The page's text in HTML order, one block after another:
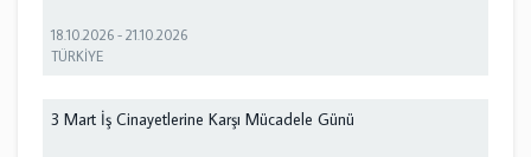
18.10.2026 -21.10.2026
TÜRKİYE
3 Mart İş Cinayetlerine Karşı Mücadele Günü